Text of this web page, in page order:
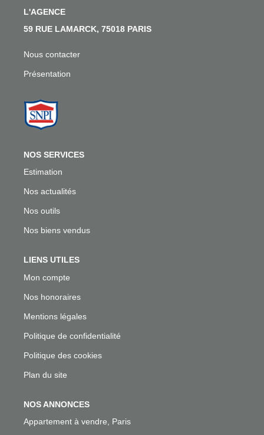
L'AGENCE
59 RUE LAMARCK, 75018 PARIS
Nous contacter
Présentation
NOS SERVICES
Estimation
Nos actualités
Nos outils
Nos biens vendus
LIENS UTILES
Mon compte
Nos honoraires
Mentions légales
Politique de confidentialité
Politique des cookies
Plan du site
NOS ANNONCES
Appartement à vendre, Paris